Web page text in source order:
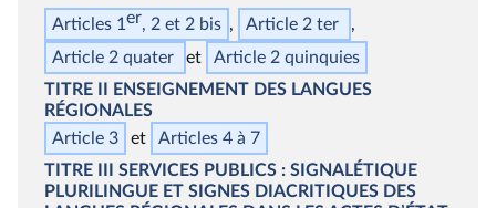
Articles 1 er, 2 et 2 bis Article 2 ter
Article 2 quater Article 2 quinquies
TITRE II
ENSEIGNEMENT DES LANGUES
RÉGIONALES
Article 3
Articles 4 à 7
TITRE III
SERVICES PUBLICS : SIGNALÉTIQUE
PLURILINGUE ET SIGNES DIACRITIQUES DES